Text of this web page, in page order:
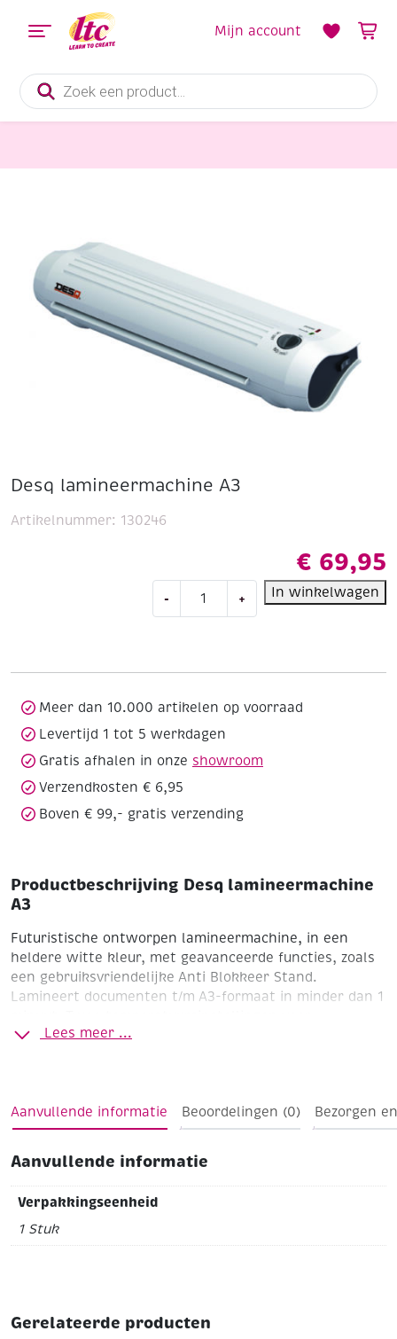
Producten
zoeken
Mijn account
Desq lamineermachine A3
€ 69,95
-
lamineermachine
+ In winkelwagen
Artikelnummer: 130246
Meer dan 10.000 artikelen op voorraad
Levertijd 1 tot 5 werkdagen
Gratis afhalen in onze showroom
Verzendkosten € 6,95
Boven € 99,- gratis verzending
Productbeschrijving Desq lamineermachine
A3
Futuristische ontworpen lamineermachine, in een
heldere witte kleur, met geavanceerde functies, zoals
een gebruiksvriendelijke Anti Blokkeer Stand.
Lamineert documenten t/m A3-formaat in minder dan 1
lamineerhoezen van 80 micron en 100/125 micron en
carrier nodig. Deze handzame lamineermachine is
geschikt voor het lamineren van A3-documenten zoals
foto’s, recepten, kindertekeningen, certificaten en
placemats.
Rollen: 2Invoerbreedte: 330 mm
minuten
micronTemperatuur: 118-150 graden celcius
Lees meer ...
Aanvullende informatie Beoordelingen (0) Bezorgen
Aanvullende informatie
Verpakkingseenheid
1 Stuk
Gerelateerde producten